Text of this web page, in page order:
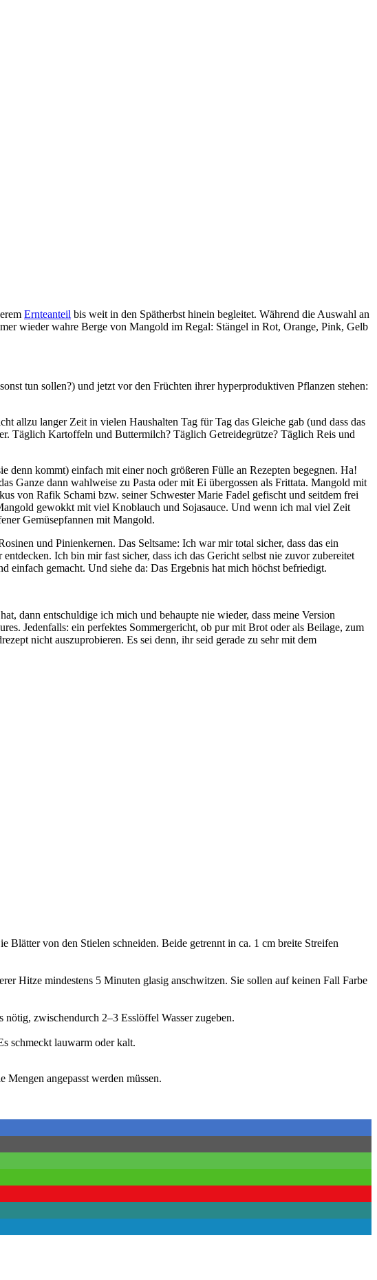
Ernteanteil bis weit in den Spätherbst hinein begleitet. Während die Auswahl an
wieder wahre Berge von Mangold im Regal: Stängel in Rot, Orange, Pink, Gelb
tun sollen?) und jetzt vor den Früchten ihrer hyperproduktiven Pflanzen stehen:
allzu langer Zeit in vielen Haushalten Tag für Tag das Gleiche gab (und dass das
Täglich Kartoffeln und Buttermilch? Täglich Getreidegrütze? Täglich Reis und
kommt) einfach mit einer noch größeren Fülle an Rezepten begegnen. Ha!
Ganze dann wahlweise zu Pasta oder mit Ei übergossen als Frittata. Mangold mit
von Rafik Schami bzw. seiner Schwester Marie Fadel gefischt und seitdem frei
gewokkt mit viel Knoblauch und Sojasauce. Und wenn ich mal viel Zeit
Gemüsepfannen mit Mangold.
und Pinienkernen. Das Seltsame: Ich war mir total sicher, dass das ein
Ich bin mir fast sicher, dass ich das Gericht selbst nie zuvor zubereitet
einfach gemacht. Und siehe da: Das Ergebnis hat mich höchst befriedigt.
dann entschuldige ich mich und behaupte nie wieder, dass meine Version
Jedenfalls: ein perfektes Sommergericht, ob pur mit Brot oder als Beilage, zum
nicht auszuprobieren. Es sei denn, ihr seid gerade zu sehr mit dem
Blätter von den Stielen schneiden. Beide getrennt in ca. 1 cm breite Streifen
Hitze mindestens 5 Minuten glasig anschwitzen. Sie sollen auf keinen Fall Farbe
zwischendurch 2–3 Esslöffel Wasser zugeben.
schmeckt lauwarm oder kalt.
angepasst werden müssen.